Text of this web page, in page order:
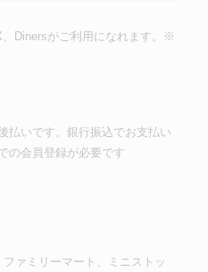
Dinersがご利用になれます。※
払いです。銀行振込でお支払い
の会員登録が必要です
ァミリーマート、ミニストッ